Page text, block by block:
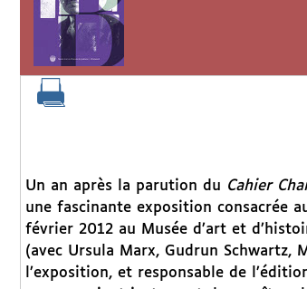
Un an après la parution du Cahier
une fascinante exposition consacrée
février 2012 au Musée d’art et
(avec Ursula Marx, Gudrun Schwartz,
l’exposition, et responsable de